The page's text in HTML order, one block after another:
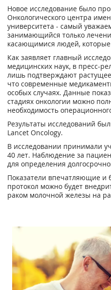
Новое исследование было
Онкологического центра
университета - самый
занимающийся только
касающимися людей,
Как заявляет главный
медицинских наук, в пресс-
лишь подтверждают растущее
что современные
особых случаях. Данные
стадиях онкологии можно
необходимость
Результаты исследований
Lancet Oncology.
В исследовании принимали
40 лет. Наблюдение за
для определения
Показатели впечатляющие и
протокол можно будет
раком молочной железы на